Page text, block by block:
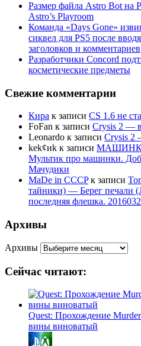
Размер файла Astro Bot на
Astro’s Playroom
Команда «Days Gone»
сиквел для PS5 после
заголовков и комментариев
Разработчики Concord
косметические предметы
Свежие комментарии
Кира к записи CS 1.6 не
FoFan к записи Crysis 2 —
Leonardo к записи Crysis 2
kek¢иk к записи МАШИНКА
Мультик про машинки.
Мачудики
MaDe in CCCPк записи
тайники) — Берег
последняя флешка.
Архивы
Архивы
Сейчас читают:
Quest: Прохождение
вины виноватый